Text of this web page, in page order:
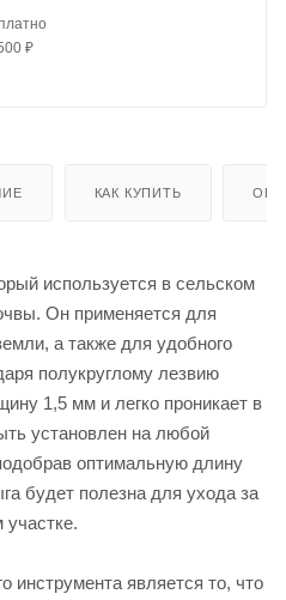
₽
КАК КУПИТЬ
используется в сельском
Он применяется для
а также для удобного
полукруглому лезвию
1,5 мм и легко проникает в
установлен на любой
оптимальную длину
будет полезна для ухода за
участке.
инструмента является то, что